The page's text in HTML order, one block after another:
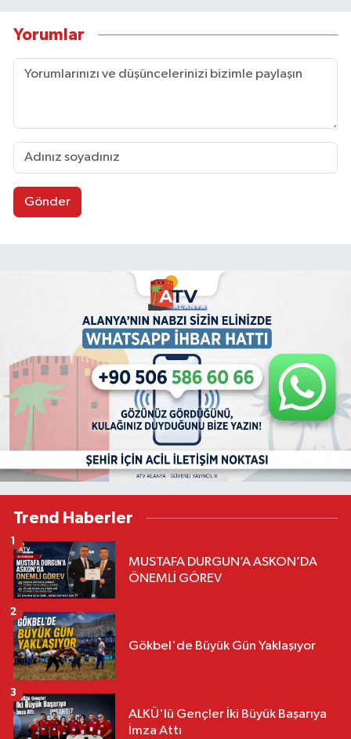
Yorumlar
Gönder
Trend Haberler
MUSTAFA DURGUN’A ASKON’DA
ÖNEMLİ GÖREV
1
Gökbel'de Büyük Gün Yaklaşıyor
2
ALKÜ'lü Gençler İki Büyük Başarıya
İmza Attı
3